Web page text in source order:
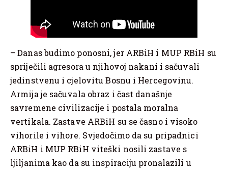
– Danas budimo ponosni, jer ARBiH i MUP RBiH su
spriječili agresora u njihovoj nakani i sačuvali
jedinstvenu i cjelovitu Bosnu i Hercegovinu.
Armija je sačuvala obraz i čast današnje
savremene civilizacije i postala moralna
vertikala. Zastave ARBiH su se časno i visoko
vihorile i vihore. Svjedočimo da su pripadnici
ARBiH i MUP RBiH viteški nosili zastave s
ljiljanima kao da su inspiraciju pronalazili u